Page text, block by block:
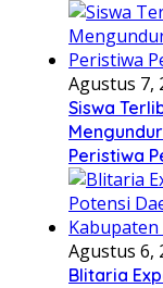
Agustus 7,
Siswa
Peristiwa
Agustus 6,
Blitaria